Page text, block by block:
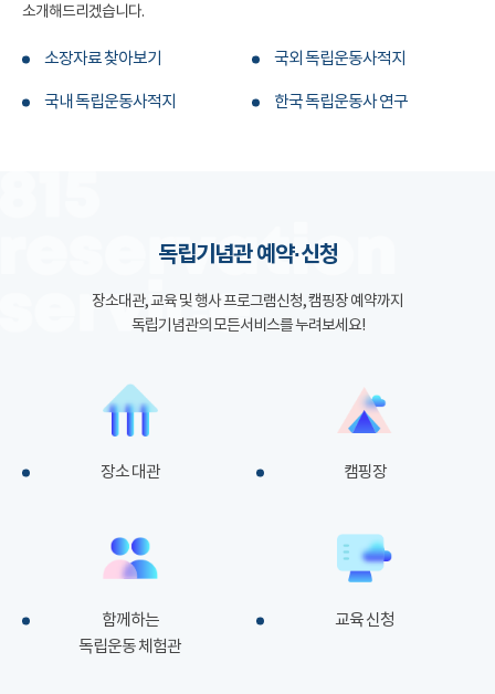
소개해드리겠습니다.
소장자료 찾아보기 국외 독립운동사적지
국내 독립운동사적지 한국 독립운동사 연구
독립기념관 예약·신청
장소대관, 교육 및 행사 프로그램신청, 캠핑장 예약까지
독립기념관의 모든서비스를 누려보세요!
장소 대관 캠핑장
함께하는
독립운동 체험관
교육 신청